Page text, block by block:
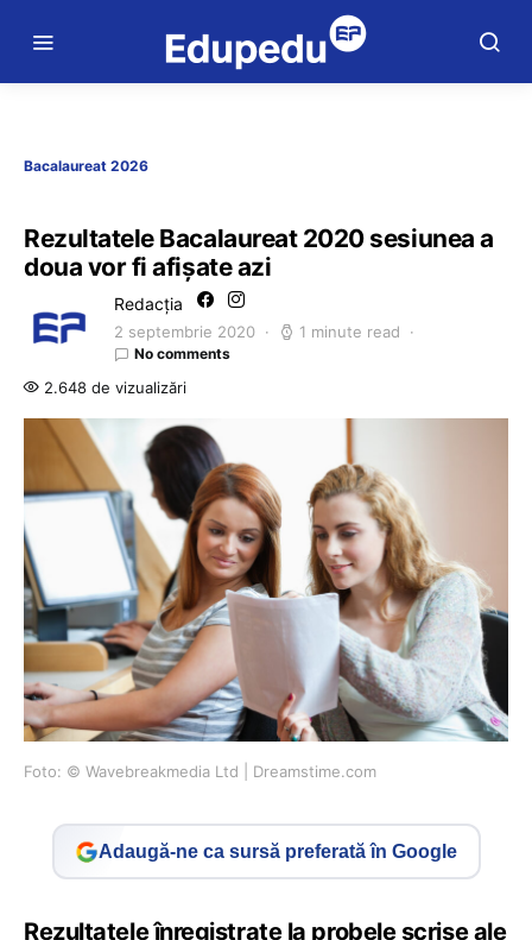
Bacalaureat 2026
Rezultatele Bacalaureat 2020 sesiunea a
doua vor fi afișate azi
Redacția
2 septembrie 2020 1 minute read
No comments
2.648 de vizualizări
Foto: © Wavebreakmedia Ltd | Dreamstime.com
Adaugă-ne ca sursă preferată în Google
Rezultatele înregistrate la probele scrise ale